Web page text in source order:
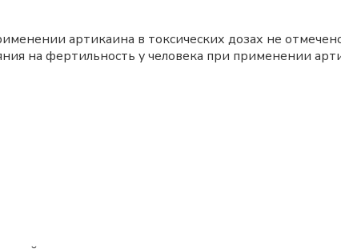
артикаина в токсических дозах не
на фертильность у человека при применении